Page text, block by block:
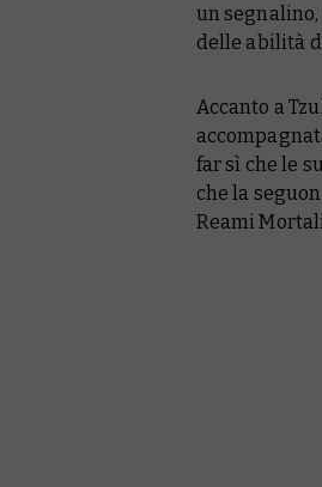
un
delle abilità
Accanto a
far sì che le
che la
Reami